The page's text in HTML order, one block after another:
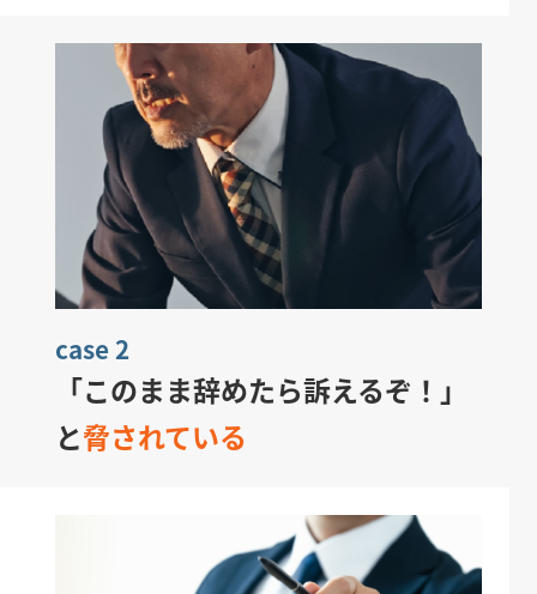
case 2
「このまま辞めたら訴えるぞ！」
と脅されている